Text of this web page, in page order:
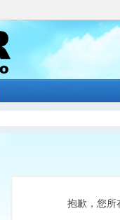
抱歉，您所